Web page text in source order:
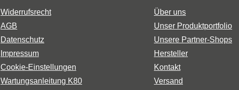
Widerrufsrecht
AGB
Datenschutz
Impressum
Cookie-Einstellungen
Wartungsanleitung K80
Über uns
Unser Produktportfolio
Unsere Partner-Shops
Hersteller
Kontakt
Versand